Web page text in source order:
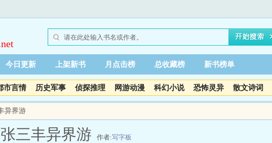
今日更新 上架新书 月点击榜 总收藏榜 新书榜单
市言情 历史军事 侦探推理 网游动漫 科幻小说 恐怖灵异 散文诗词
异界游
张三丰异界游 作者:写字板